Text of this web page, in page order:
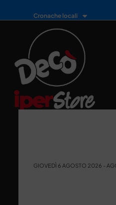
Cronache locali
GIOVEDÌ 6 AGOSTO 2026 -